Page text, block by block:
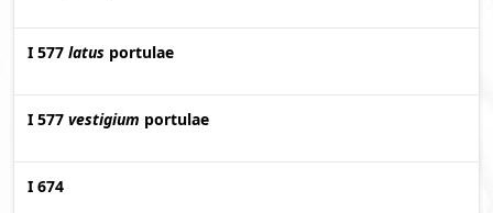
I 577 latus portulae
I 577 vestigium portulae
I 674